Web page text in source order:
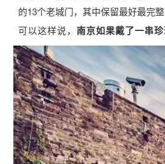
的13个老城门，其中保留最好最完
可以这样说， 南京如果戴了一串